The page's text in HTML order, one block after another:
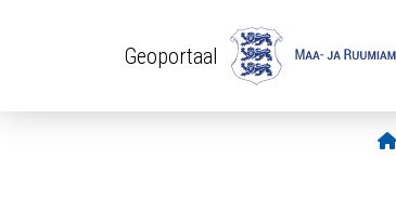
Geoportaal